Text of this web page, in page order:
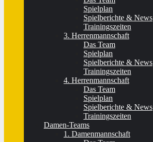
Spielplan
Spielberichte & News
Trainingszeiten
3. Herrenmannschaft
Das Team
Spielplan
Spielberichte & News
Trainingszeiten
4. Herrenmannschaft
Das Team
Spielplan
Spielberichte & News
Trainingszeiten
Damen-Teams
1. Damenmannschaft